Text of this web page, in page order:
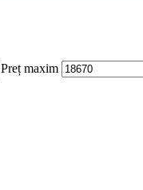
Preț maxim